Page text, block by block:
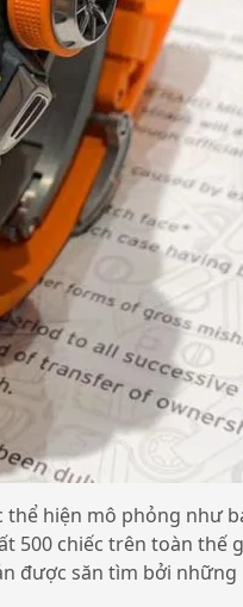
hiện mô phỏng như
500 chiếc trên toàn thế
được săn tìm bởi